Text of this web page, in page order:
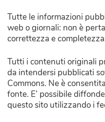
Tutte le informazioni
web o giornali: non è
correttezza e
Tutti i contenuti originali
da intendersi pubblicati
Commons. Ne è
fonte. E’ possibile
questo sito utilizzando i